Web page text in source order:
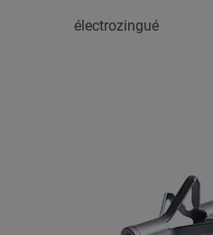
électrozingué